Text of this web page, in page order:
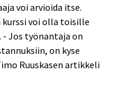
voi arvioida itse.
voi olla toisille
Jos työnantaja on
on kyse
Ruuskasen artikkeli